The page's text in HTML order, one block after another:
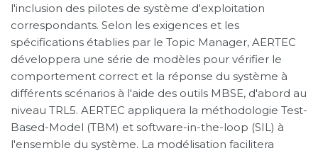
l'inclusion des pilotes de système d'exploitation
correspondants. Selon les exigences et les
spécifications établies par le Topic Manager, AERTEC
développera une série de modèles pour vérifier le
comportement correct et la réponse du système à
différents scénarios à l'aide des outils MBSE, d'abord au
niveau TRL5. AERTEC appliquera la méthodologie Test-
Based-Model (TBM) et software-in-the-loop (SIL) à
l'ensemble du système. La modélisation facilitera